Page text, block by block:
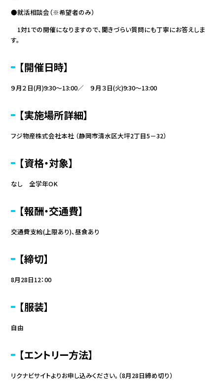
●就活相談会（※希望者のみ）
1対1での開催になりますので、聞きづらい質問にも丁寧にお答えしま
す。
【開催日時】
９月２日(月)9:30～13:00／ ９月３日(火)9:30～13:00
【実施場所詳細】
フジ物産株式会社本社 （静岡市清水区大坪2丁目5－32）
【資格・対象】
なし 全学年OK
【報酬・交通費】
交通費支給(上限あり)、昼食あり
【締切】
8月28日12：00
【服装】
自由
【エントリー方法】
リクナビサイトよりお申し込みください。（8月28日締め切り）